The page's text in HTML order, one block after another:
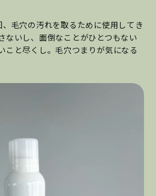
毛穴の汚れを取るために使用してき
ないし、面倒なことがひとつもない
こと尽くし。毛穴つまりが気になる